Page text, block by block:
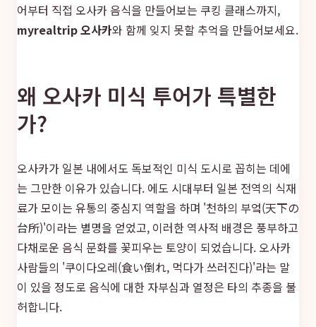
어부터 직접 오사카 음식을 만들어보는 쿠킹 클래스까지,
myrealtrip 오사카와 함께 잊지 못할 추억을 만들어보세요.
왜 오사카 미식 투어가 특별한
가?
오사카가 일본 내에서도 독보적인 미식 도시로 꼽히는 데에
는 그만한 이유가 있습니다. 에도 시대부터 일본 전역의 식재
료가 모이는 유통의 중심지 역할을 하며 '천하의 부엌(天下の
台所)'이라는 별명을 얻었고, 이러한 역사적 배경은 풍부하고
다채로운 음식 문화를 꽃피우는 토양이 되었습니다. 오사카
사람들의 '쿠이다오레(食い倒れ, 먹다가 쓰러진다)'라는 말
이 있을 정도로 음식에 대한 자부심과 열정은 타의 추종을 불
허합니다.